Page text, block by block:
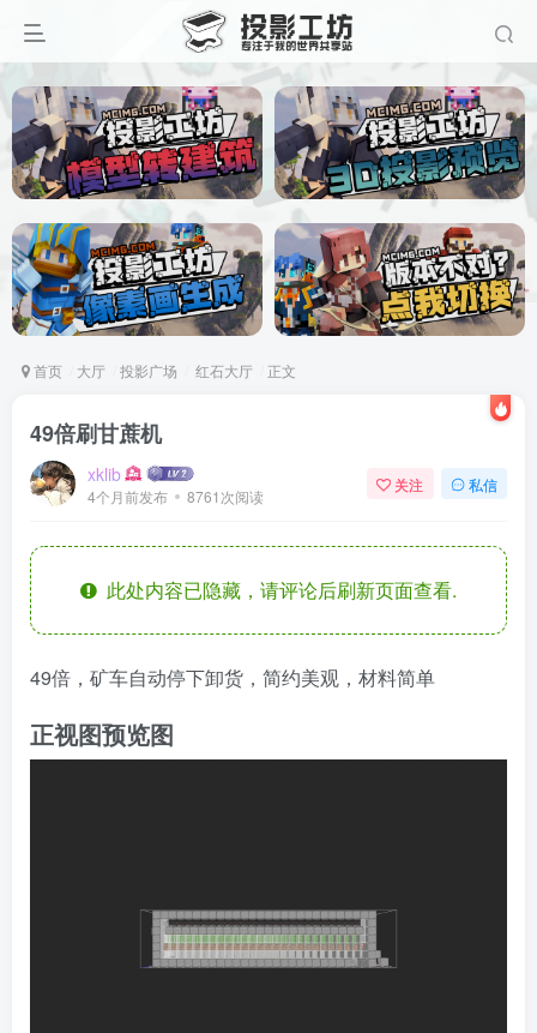
首页 大厅 投影广场 红石大厅 正文
49倍刷甘蔗机
xklib
4个月前发布 8761次阅读
关注 私信
此处内容已隐藏，请评论后刷新页面查看.
49倍，矿车自动停下卸货，简约美观，材料简单
正视图预览图